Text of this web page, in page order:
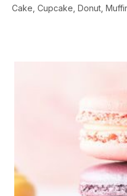
Cake Cupcake Donut